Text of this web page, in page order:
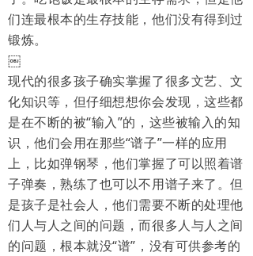
们连最根本的生存技能，他们没有得到过
锻炼。
￼
现代的很多孩子确实掌握了很多文艺、文
化知识等，但仔细想想你会发现，这些都
是在不断的被“输入”的，这些被输入的知
识，他们会用在那些“谱子”一样的应用
上，比如弹钢琴，他们掌握了可以照着谱
子弹奏，熟练了也可以不用谱子来了。但
是孩子是社会人，他们需要不断的处理他
们人与人之间的问题，而很多人与人之间
的问题，根本就没“谱”，没有可供参考的